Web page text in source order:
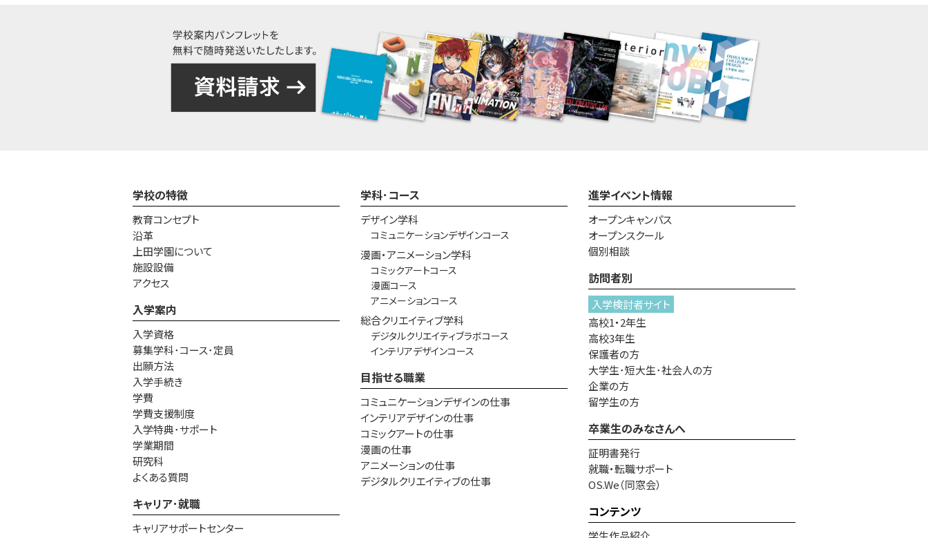
学校の特徴
教育コンセプト
沿革
上田学園について
施設設備
アクセス
入学案内
入学資格
募集学科･コース･定員
出願方法
入学手続き
学費
学費支援制度
入学特典･サポート
学業期間
研究科
よくある質問
キャリア･就職
キャリアサポートセンター
学科･コース
デザイン学科
コミュニケーションデザインコース
漫画・アニメーション学科
コミックアートコース
漫画コース
アニメーションコース
総合クリエイティブ学科
デジタルクリエイティブラボコース
インテリアデザインコース
目指せる職業
コミュニケーションデザインの仕事
インテリアデザインの仕事
コミックアートの仕事
漫画の仕事
アニメーションの仕事
デジタルクリエイティブの仕事
進学イベント情報
オープンキャンパス
オープンスクール
個別相談
訪問者別
入学検討者サイト
高校1・2年生
高校3年生
保護者の方
大学生･短大生･社会人の方
企業の方
留学生の方
卒業生のみなさんへ
証明書発行
就職・転職サポート
OS.We（同窓会）
コンテンツ